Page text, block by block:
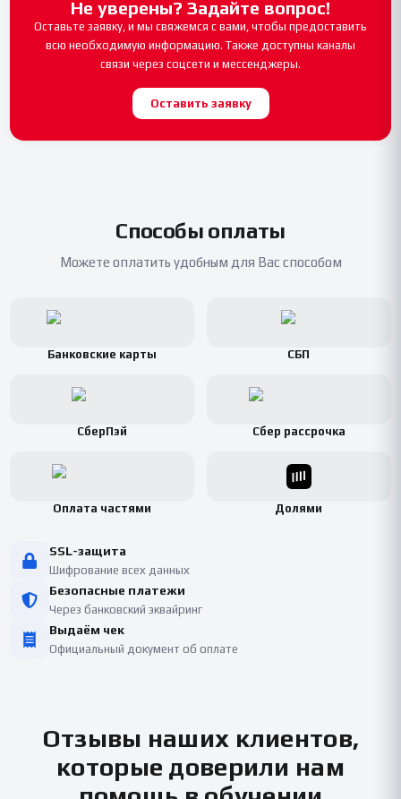
Не уверены? Задайте вопрос!
Оставьте заявку, и мы свяжемся с вами, чтобы предоставить
всю необходимую информацию. Также доступны каналы
связи через соцсети и мессенджеры.
Оставить заявку
Способы оплаты
Можете оплатить удобным для Вас способом
Банковские карты СБП
СберПэй Сбер рассрочка
Оплата частями Долями
SSL-защита
Шифрование всех данных
Безопасные платежи
Через банковский эквайринг
Выдаём чек
Официальный документ об оплате
Отзывы наших клиентов,
которые доверили нам